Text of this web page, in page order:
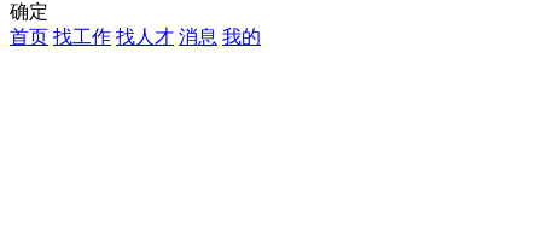
确定
首页 找工作 找人才 消息 我的